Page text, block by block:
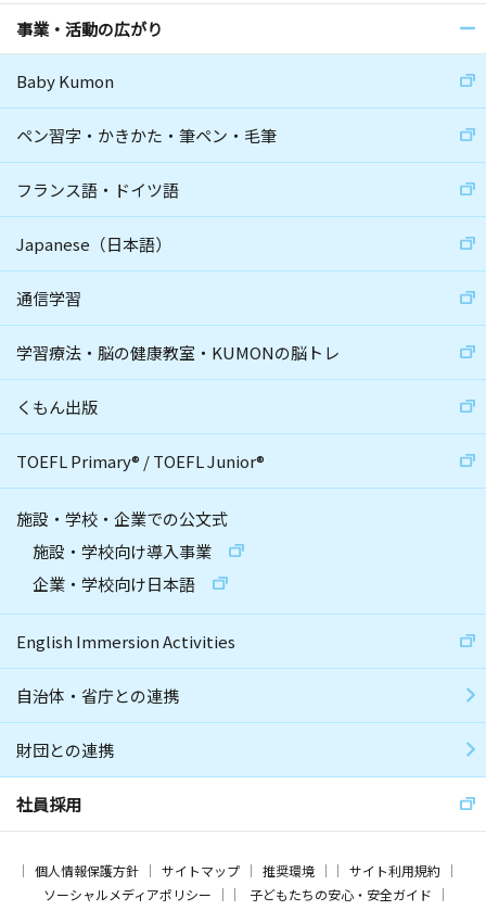
事業・活動の広がり
Baby Kumon
ペン習字・かきかた・筆ペン・毛筆
フランス語・ドイツ語
Japanese（日本語）
通信学習
学習療法・脳の健康教室・KUMONの脳トレ
くもん出版
TOEFL Primary® /TOEFL Junior®
施設・学校・企業での公文式
施設・学校向け導入事業
企業・学校向け日本語
English Immersion Activities
自治体・省庁との連携
財団との連携
社員採用
個人情報保護方針 サイトマップ 推奨環境
サイト利用規約
ソーシャルメディアポリシー
子どもたちの安心・安全ガイド